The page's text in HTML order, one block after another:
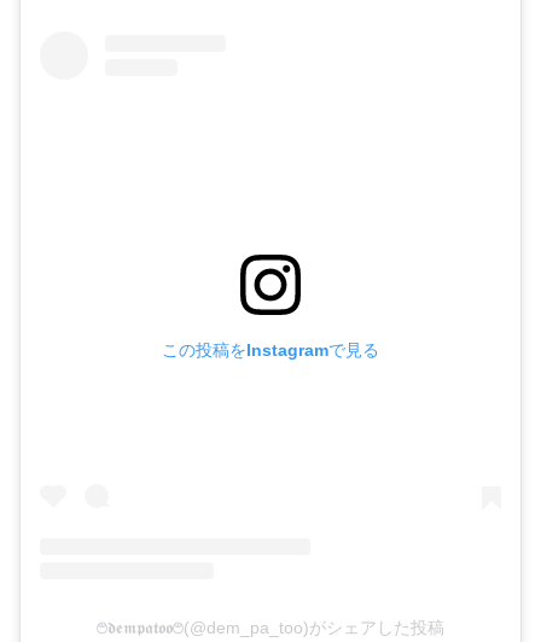
この投稿をInstagramで見る
࿉𝖉𝖊𝖒𝖕𝖆𝖙𝖔𝖔࿉(@dem_pa_too)がシェアした投稿